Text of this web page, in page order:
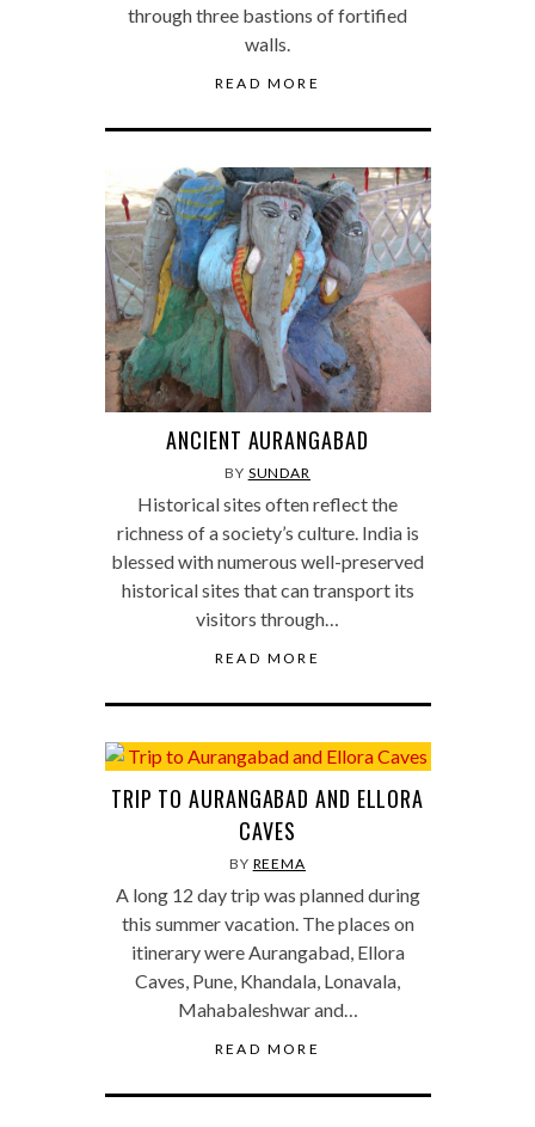
through three bastions of fortified
walls.
READ MORE
ANCIENT AURANGABAD
BY SUNDAR
Historical sites often reflect the
richness of a society’s culture. India is
blessed with numerous well-preserved
historical sites that can transport its
visitors through…
READ MORE
TRIP TO AURANGABAD AND ELLORA
CAVES
BY REEMA
A long 12 day trip was planned during
this summer vacation. The places on
itinerary were Aurangabad, Ellora
Caves, Pune, Khandala, Lonavala,
Mahabaleshwar and…
READ MORE